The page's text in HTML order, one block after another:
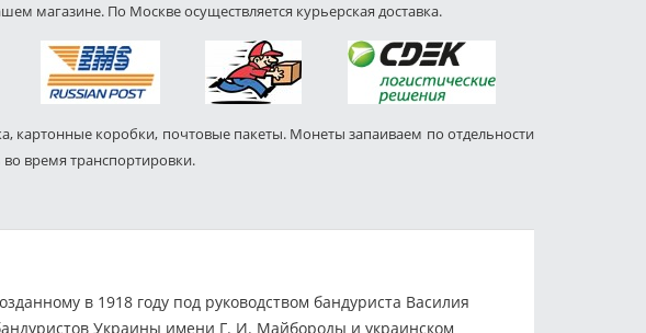
магазине. По Москве осуществляется курьерская доставка.
картонные коробки, почтовые пакеты. Монеты запаиваем по отдельности
во время транспортировки.
в 1918 году под руководством бандуриста Василия
Украины имени Г. И. Майбороды и украинском